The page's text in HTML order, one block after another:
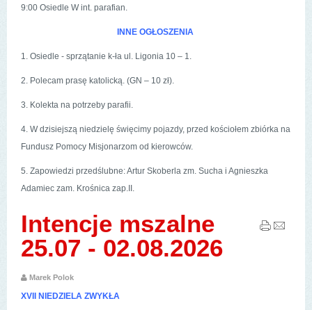
9:00 Osiedle W int. parafian.
INNE OGŁOSZENIA
1. Osiedle - sprzątanie k-ła ul. Ligonia 10 – 1.
2. Polecam prasę katolicką. (GN – 10 zł).
3. Kolekta na potrzeby parafii.
4. W dzisiejszą niedzielę święcimy pojazdy, przed kościołem zbiórka na
Fundusz Pomocy Misjonarzom od kierowców.
5. Zapowiedzi przedślubne: Artur Skoberla zm. Sucha i Agnieszka
Adamiec zam. Krośnica zap.II.
Intencje mszalne
25.07 - 02.08.2026
Marek Polok
XVII NIEDZIELA ZWYKŁA